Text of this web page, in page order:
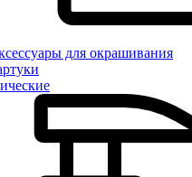
для окрашивания